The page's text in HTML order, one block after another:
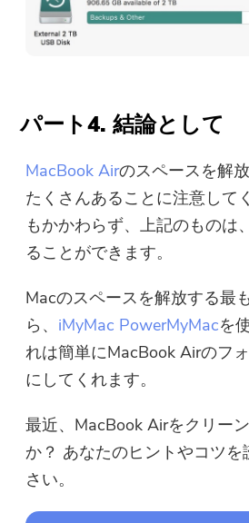
パート4. 結論として
MacBook Airのスペースを解
たくさんあることに注意して
もかかわらず、上記のものは
ることができます。
Macのスペースを解放する最
ら、 iMyMac PowerMyMacを
れは簡単にMacBook Airのフ
にしてくれます。
最近、MacBook Airをクリー
か？ あなたのヒントやコツ
さい。